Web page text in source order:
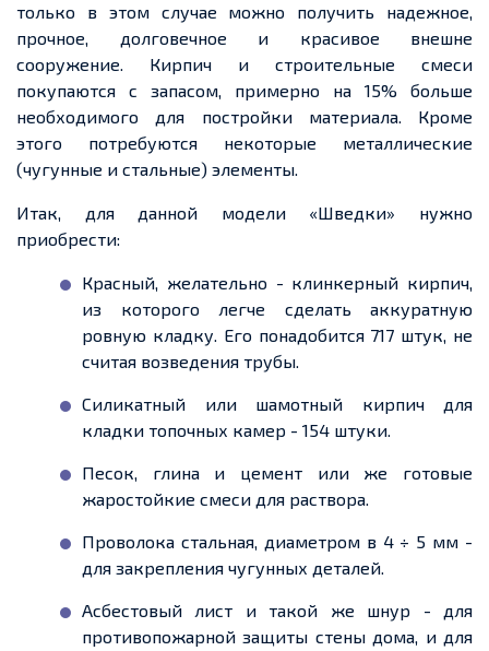
только в этом случае можно получить надежное,
прочное, долговечное и красивое внешне
сооружение. Кирпич и строительные смеси
покупаются с запасом, примерно на 15% больше
необходимого для постройки материала. Кроме
этого потребуются некоторые металлические
(чугунные и стальные) элементы.
Итак, для данной модели «Шведки» нужно
приобрести:
Красный, желательно - клинкерный кирпич,
из которого легче сделать аккуратную
ровную кладку. Его понадобится 717 штук, не
считая возведения трубы.
Силикатный или шамотный кирпич для
кладки топочных камер - 154 штуки.
Песок, глина и цемент или же готовые
жаростойкие смеси для раствора.
Проволока стальная, диаметром в 4 ÷ 5 мм -
для закрепления чугунных деталей.
Асбестовый лист и такой же шнур - для
противопожарной защиты стены дома, и для